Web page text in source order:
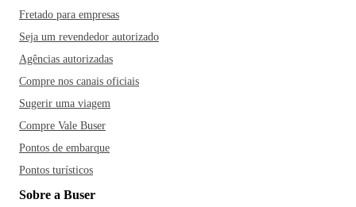
Fretado para empresas
Seja um revendedor autorizado
Agências autorizadas
Compre nos canais oficiais
Sugerir uma viagem
Compre Vale Buser
Pontos de embarque
Pontos turísticos
Sobre a Buser